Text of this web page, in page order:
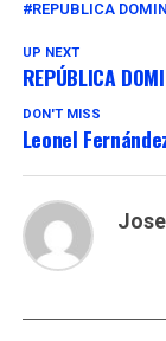
REPUBLICA
UP NEXT
REPÚBLICA
DON'T MISS
Leonel